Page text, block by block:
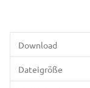
Download
Dateigröße